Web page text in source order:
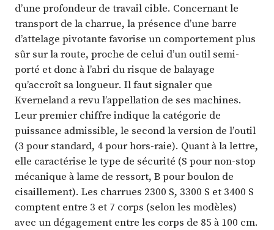
d’une profondeur de travail cible. Concernant le
transport de la charrue, la présence d’une barre
d’attelage pivotante favorise un comportement plus
sûr sur la route, proche de celui d’un outil semi-
porté et donc à l’abri du risque de balayage
qu’accroît sa longueur. Il faut signaler que
Kverneland a revu l’appellation de ses machines.
Leur premier chiffre indique la catégorie de
puissance admissible, le second la version de l’outil
(3 pour standard, 4 pour hors-raie). Quant à la lettre,
elle caractérise le type de sécurité (S pour non-stop
mécanique à lame de ressort, B pour boulon de
cisaillement). Les charrues 2300 S, 3300 S et 3400 S
comptent entre 3 et 7 corps (selon les modèles)
avec un dégagement entre les corps de 85 à 100 cm.